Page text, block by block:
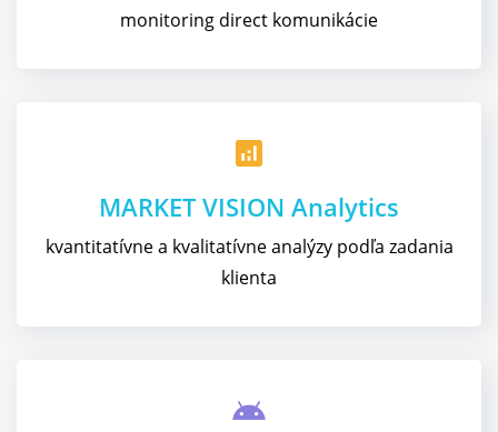
monitoring direct komunikácie
analytics
MARKET VISION Analytics
kvantitatívne a kvalitatívne analýzy podľa zadania
klienta
android